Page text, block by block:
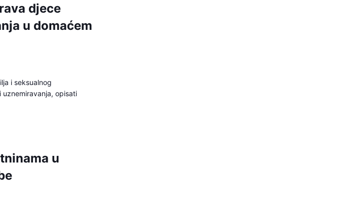
djece
u domaćem
i seksualnog
opisati
u